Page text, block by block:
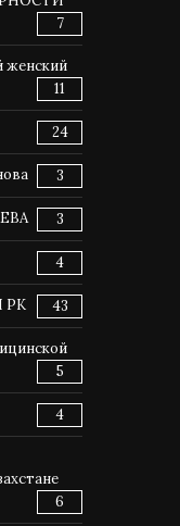
7
женский
11
24
3
3
4
РК 43
5
4
6